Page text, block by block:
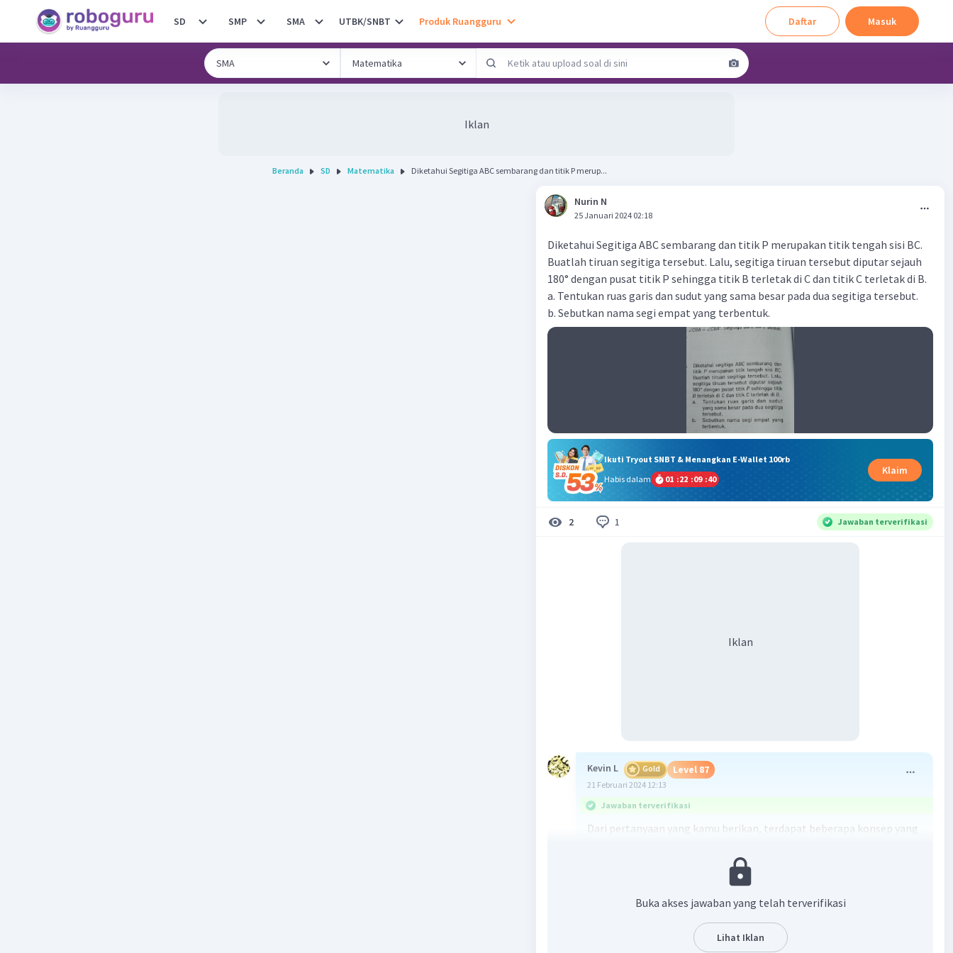
SD SMP SMA UTBK/SNBT Produk Ruangguru Daftar Masuk
Iklan
Beranda SD Matematika Diketahui Segitiga ABC sembarang dan titik P merup...
Nurin N
25 Januari 2024 02:18
Diketahui Segitiga ABC sembarang dan titik P merupakan titik tengah sisi BC.
Buatlah tiruan segitiga tersebut. Lalu, segitiga tiruan tersebut diputar sejauh
180° dengan pusat titik P sehingga titik B terletak di C dan titik C terletak di B.
a. Tentukan ruas garis dan sudut yang sama besar pada dua segitiga tersebut.
b. Sebutkan nama segi empat yang terbentuk.
Ikuti Tryout SNBT & Menangkan E-Wallet 100rb
Habis dalam
01 :22 :09 :39
Klaim
2 1 Jawaban terverifikasi
Iklan
Kevin L Gold Level 87
21 Februari 2024 12:13
Jawaban terverifikasi
Dari pertanyaan yang kamu berikan, terdapat beberapa konsep yang
dan titik tengah sisi. Kemudian, kita akan membahas tentang rotasi
segitiga. Apakah kamu sudah memahami konsep-konsep tersebut?
1. Segitiga ABC adalah segitiga sembarang, dan titik P merupakan
Buka akses jawaban yang telah terverifikasi
Lihat Iklan